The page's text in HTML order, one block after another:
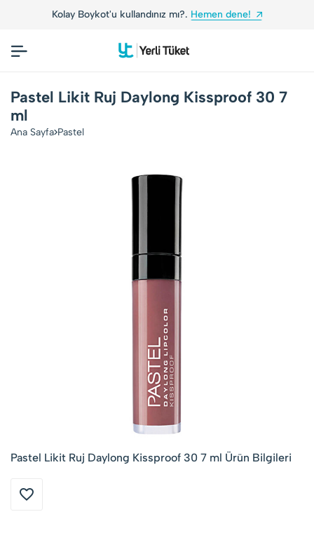
Kolay Boykot'u kullandınız mı?. Hemen dene!
Pastel Likit Ruj Daylong Kissproof 30 7
ml
Ana Sayfa Pastel
Pastel Likit Ruj Daylong Kissproof 30 7 ml Ürün Bilgileri